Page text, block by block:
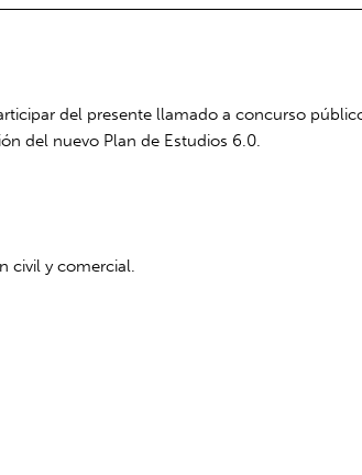
del presente llamado a concurso
del nuevo Plan de Estudios 6.0.
civil y comercial.